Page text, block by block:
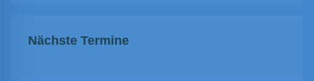
Nächste Termine